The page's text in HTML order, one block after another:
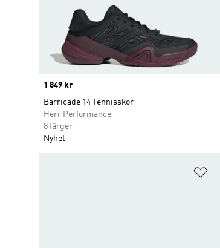
Price
1 849 kr
Barricade 14 Tennisskor
Herr Performance
8 färger
Nyhet